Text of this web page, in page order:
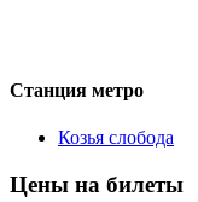
Станция метро
Козья слобода
Цены на билеты